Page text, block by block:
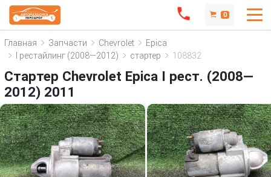
0
Главная Запчасти Chevrolet
Epica
I рестайлинг (2008—2012)
стартер 108832
Стартер Chevrolet Epica I рест. (2008—
2012) 2011